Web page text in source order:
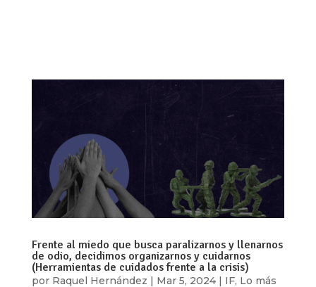
Frente al miedo que busca paralizarnos y llenarnos
de odio, decidimos organizarnos y cuidarnos
(Herramientas de cuidados frente a la crisis)
por Raquel Hernández | Mar 5, 2024| IF, Lo más